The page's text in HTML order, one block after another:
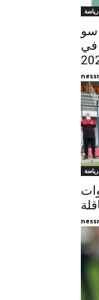
رياضة
بث مباشر بتاريخ 29/1/2022 في
رياضة